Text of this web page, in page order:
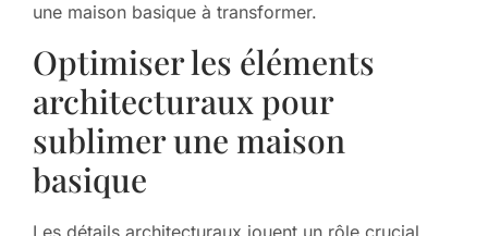
une maison basique à transformer.
Optimiser les éléments
architecturaux pour
sublimer une maison
basique